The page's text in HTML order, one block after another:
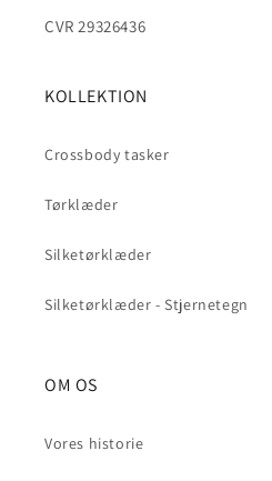
CVR 29326436
KOLLEKTION
Crossbody tasker
Tørklæder
Silketørklæder
Silketørklæder - Stjernetegn
OM OS
Vores historie